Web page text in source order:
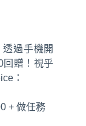
過手機開
回贈！視乎
：
+ 做任務